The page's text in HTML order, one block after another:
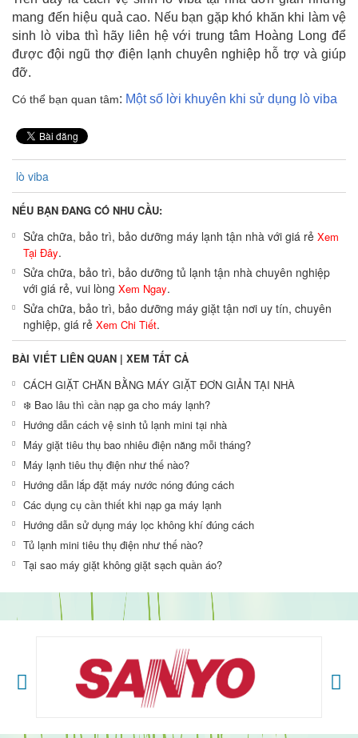
mang đến hiệu quả cao. Nếu bạn gặp khó khăn khi làm vệ
sinh lò viba thì hãy liên hệ với trung tâm Hoàng Long để
được đội ngũ thợ điện lạnh chuyên nghiệp hỗ trợ và giúp
đỡ.
Có thể bạn quan tâm: Một số lời khuyên khi sử dụng lò viba
lò viba
NẾU BẠN ĐANG CÓ NHU CẦU:
Sửa chữa, bảo trì, bảo dưỡng máy lạnh tận nhà với giá rẻ Xem
Tại Đây.
Sửa chữa, bảo trì, bảo dưỡng tủ lạnh tận nhà chuyên nghiệp
với giá rẻ, vui lòng Xem Ngay.
Sửa chữa, bảo trì, bảo dưỡng máy giặt tận nơi uy tín, chuyên
nghiệp, giá rẻ Xem Chi Tiết.
BÀI VIẾT LIÊN QUAN | XEM TẤT CẢ
CÁCH GIẶT CHĂN BẰNG MÁY GIẶT ĐƠN GIẢN TẠI NHÀ
❄️ Bao lâu thì cần nạp ga cho máy lạnh?
Hướng dẫn cách vệ sinh tủ lạnh mini tại nhà
Máy giặt tiêu thụ bao nhiêu điện năng mỗi tháng?
Máy lạnh tiêu thụ điện như thế nào?
Hướng dẫn lắp đặt máy nước nóng đúng cách
Các dụng cụ cần thiết khi nạp ga máy lạnh
Hướng dẫn sử dụng máy lọc không khí đúng cách
Tủ lạnh mini tiêu thụ điện như thế nào?
Tại sao máy giặt không giặt sạch quần áo?